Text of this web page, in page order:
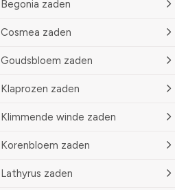
Begonia zaden
Cosmea zaden
Goudsbloem zaden
Klaprozen zaden
Klimmende winde zaden
Korenbloem zaden
Lathyrus zaden